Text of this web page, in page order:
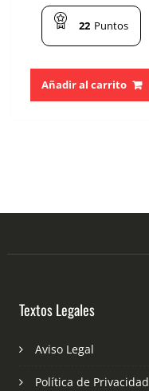
22 Puntos
Añadir al carrito
Textos Legales
Aviso Legal
Política de Privacidad